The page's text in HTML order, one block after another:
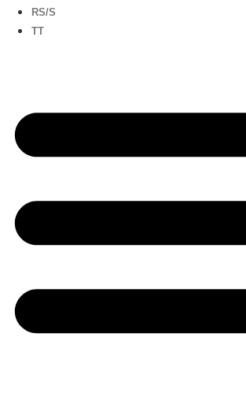
RS/S
TT